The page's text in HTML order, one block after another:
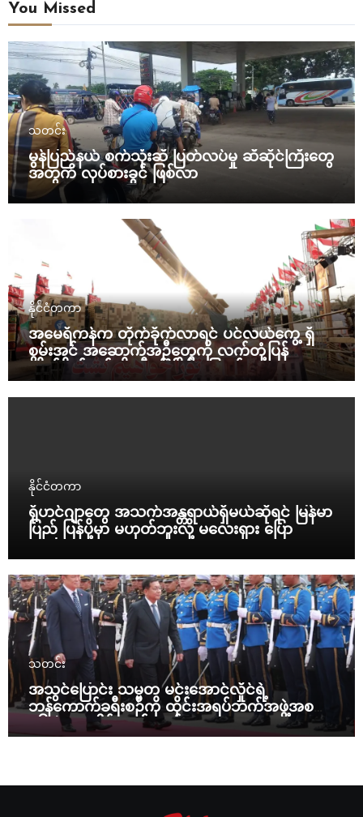
You Missed
သတင်း
မွန်ပြည်နယ် စက်သုံးဆီ ပြတ်လပ်မှု ဆီဆိုင်ကြီးတွေ
အတွက် လုပ်စားခွင် ဖြစ်လာ
နိုင်ငံတကာ
အမေရိကန်က တိုက်ခိုက်လာရင် ပင်လယ်ကွေ့ ရှိ
စွမ်းအင် အဆောက်အဦတွေကို လက်တုံ့ပြန်
တိုက်ခိုက်မယ်လို့ အီရန် ခြိမ်းခြောက်
နိုင်ငံတကာ
ရိုဟင်ဂျာတွေ အသက်အန္တရာယ်ရှိမယ်ဆိုရင် မြန်မာ
ပြည် ပြန်ပို့မှာ မဟုတ်ဘူးလို့ မလေးရှား ပြော
သတင်း
အသွင်ပြောင်း သမ္မတ မင်းအောင်လှိုင်ရဲ့
ဘန်ကောက်ခရီးစဉ်ကို ထိုင်းအရပ်ဘက်အဖွဲ့အစည်း
၁၆ ဖွဲ့ ပူးပေါင်း ကန့်ကွက်